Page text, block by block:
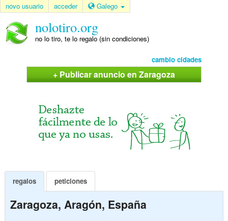
novo usuario acceder Galego
nolotiro.org
no lo tiro, te lo regalo (sin condiciones)
cambio cidades
+ Publicar anuncio en Zaragoza
regalos peticiones
Zaragoza, Aragón, España